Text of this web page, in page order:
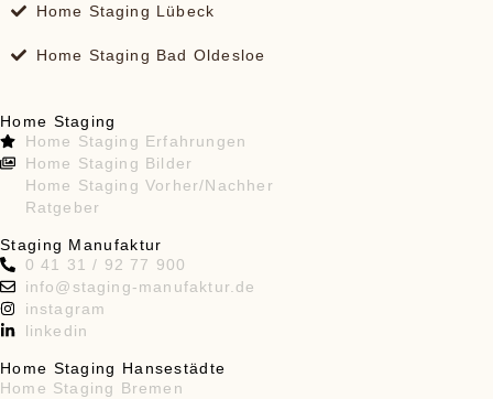
Home Staging Lübeck
Home Staging Bad Oldesloe
Home Staging
Home Staging Erfahrungen
Home Staging Bilder
Home Staging Vorher/Nachher
Ratgeber
Staging Manufaktur
0 41 31 / 92 77 900
info@staging-manufaktur.de
instagram
linkedin
Home Staging Hansestädte
Home Staging Bremen